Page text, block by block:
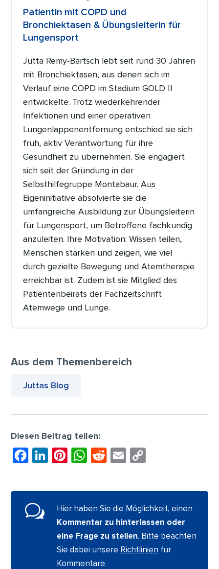
Patientin mit COPD und
Bronchiektasen & Übungsleiterin für
Lungensport
Jutta Remy-Bartsch lebt seit rund 30 Jahren
mit Bronchiektasen, aus denen sich im
Verlauf eine COPD im Stadium GOLD II
entwickelte. Trotz wiederkehrender
Infektionen und einer operativen
Lungenlappenentfernung entschied sie sich
früh, aktiv Verantwortung für ihre
Gesundheit zu übernehmen. Sie engagiert
sich seit der Gründung in der
Selbsthilfegruppe Montabaur. Aus
Eigeninitiative absolvierte sie die
umfangreiche Ausbildung zur Übungsleiterin
für Lungensport, um Betroffene fachkundig
anzuleiten. Ihre Motivation: Wissen teilen,
Menschen stärken und zeigen, wie viel
durch gezielte Bewegung und Atemtherapie
erreichbar ist. Zudem ist sie Mitglied des
Patientenbeirats der Fachzeitschrift
Atemwege und Lunge.
Aus dem Themenbereich
Juttas Blog
Diesen Beitrag teilen:
F
c
e
b
Li
k
dI
Pi
er
e
st
W
at
s
A
p
p
R
d
di
t
E
ai
l
p
y
Li
n
k
w
Hier haben Sie die Möglichkeit, einen
Kommentar zu hinterlassen oder
eine Frage zu stellen. Bitte beachten
Sie dabei unsere Richtlinien für
Kommentare.